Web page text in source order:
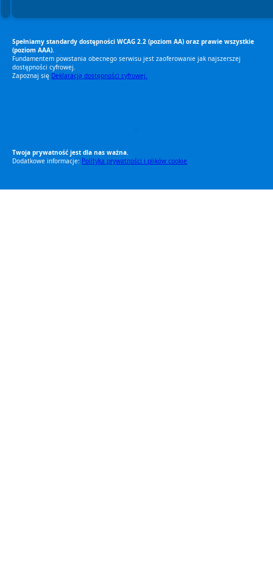
Spełniamy standardy dostępności WCAG 2.2 (poziom AA) oraz prawie wszystkie
(poziom AAA).
Fundamentem powstania obecnego serwisu jest zaoferowanie jak najszerszej
dostępności cyfrowej.
Zapoznaj się Deklaracją dostępności cyfrowej.
Twoja prywatność jest dla nas ważna.
Dodatkowe informacje: Polityka prywatności i plików cookie